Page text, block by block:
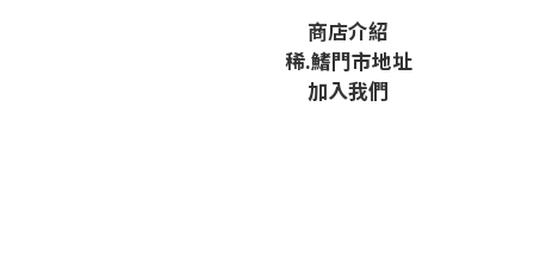
商店介紹
稀.鰭門市地址
加入我們